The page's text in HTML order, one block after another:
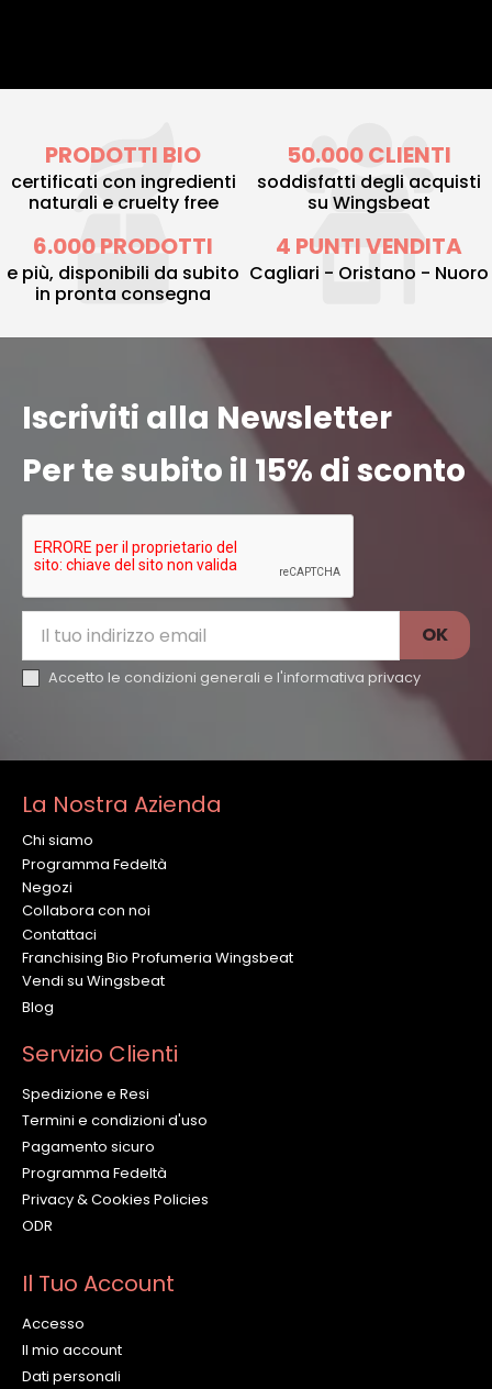
PRODOTTI BIO
certificati con ingredienti
naturali e cruelty free
50.000 CLIENTI
soddisfatti degli acquisti
su Wingsbeat
6.000 PRODOTTI
e più, disponibili da subito
in pronta consegna
4 PUNTI VENDITA
Cagliari - Oristano - Nuoro
Iscriviti alla Newsletter
Per te subito il 15% di sconto
Accetto le condizioni generali e l'informativa privacy
La Nostra Azienda
Chi siamo
Programma Fedeltà
Negozi
Collabora con noi
Contattaci
Franchising Bio Profumeria Wingsbeat
Vendi su Wingsbeat
Blog
Servizio Clienti
Spedizione e Resi
Termini e condizioni d'uso
Pagamento sicuro
Programma Fedeltà
Privacy & Cookies Policies
ODR
Il Tuo Account
Accesso
Il mio account
Dati personali